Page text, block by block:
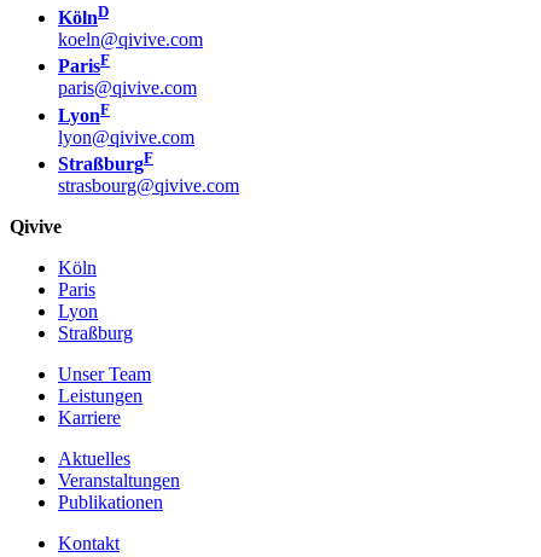
KölnD
koeln@qivive.com
ParisF
paris@qivive.com
LyonF
lyon@qivive.com
StraßburgF
strasbourg@qivive.com
Qivive
Köln
Paris
Lyon
Straßburg
Unser Team
Leistungen
Karriere
Aktuelles
Veranstaltungen
Publikationen
Kontakt